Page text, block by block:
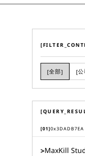
[全部] [公
[01]0x3DADB7EA
>MaxKill